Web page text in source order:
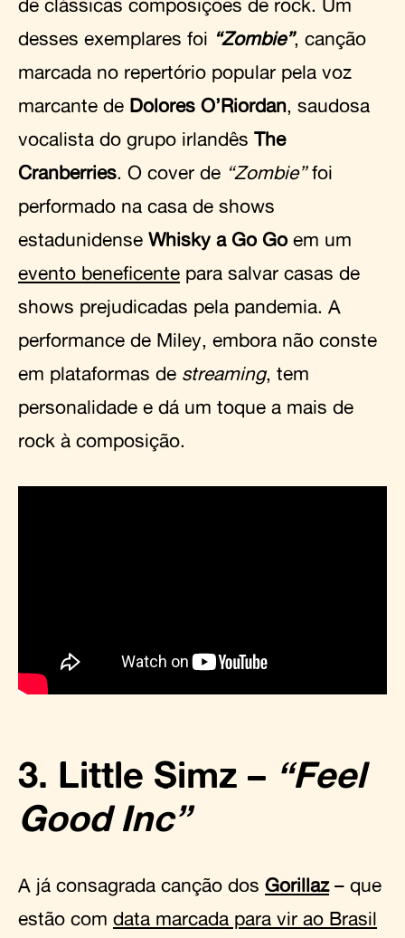
de clássicas composições de rock. Um
desses exemplares foi “Zombie”, canção
marcada no repertório popular pela voz
marcante de Dolores O’Riordan, saudosa
vocalista do grupo irlandês The
Cranberries. O cover de “Zombie”foi
performado na casa de shows
estadunidense Whisky a Go Goem um
evento beneficente para salvar casas de
shows prejudicadas pela pandemia. A
performance de Miley, embora não conste
em plataformas de streaming, tem
personalidade e dá um toque a mais de
rock à composição.
3. Little Simz – “Feel
Good Inc”
A já consagrada canção dos Gorillaz– que
estão com data marcada para vir ao Brasil